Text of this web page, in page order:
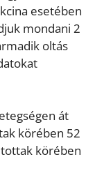
esetében
mondani 2
oltás
át
körében 52
körében